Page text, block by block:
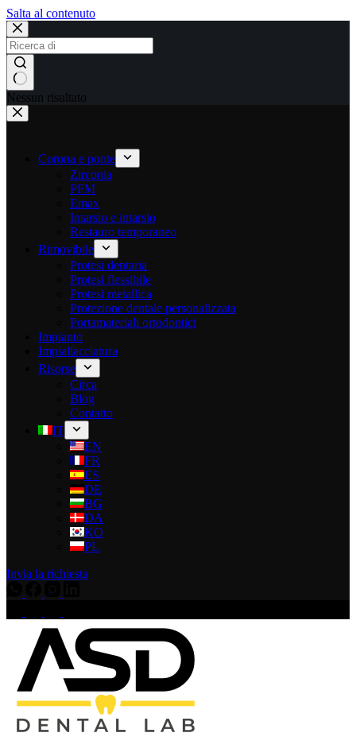
Salta al contenuto
Nessun risultato
Corona e ponte
Zirconia
PFM
Emax
Intarsio e intarsio
Restauro temporaneo
Rimovibile
Protesi dentaria
Protesi flessibile
Protesi metallica
Protezione dentale personalizzata
Portamateriali ortodontici
Impianto
Impiallacciatura
Risorse
Circa
Blog
Contatto
IT
EN
FR
ES
DE
BG
DA
KO
PL
Invia la richiesta